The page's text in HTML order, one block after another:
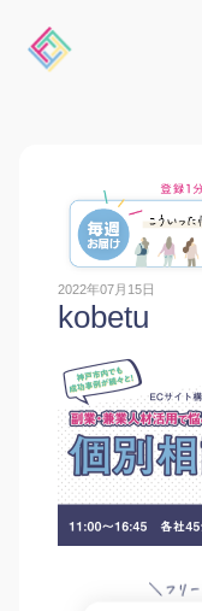
2022年07月15日
kobetu